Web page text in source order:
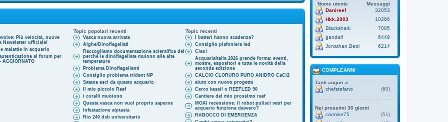
Topic popolari recenti Topic recenti
Più velocità, nuove
Newsletter ufficiale!
malattie in acquario
al forum per
Vasca nuova arrivata
Alghe/Dinoflagellati
Raccogliamo documentazione scientifica del
perchè le dinoflagellate muiono alle alte
temperature
Problema Dinoflagellanti
Consiglio problema trident NP
Satana esci da questo acquario
Il mio piccolo Reef
i coralli muoiono
Questa vasca non vuol proprio saperne
Infestazione aiptasia
Rio 240 dsb universitario
I batteri hanno scadenza?
Consiglio plafoniera led
Ciao!
AcquariaItalia 2026 prende forma: eventi,
mostre, espositori e tutte le novità della
seconda edizione
CALCIO CLORURO PURO ANIDRO CaCl2
aiuto con nuovo progetto
Cerco kessil o REEFLED 90
Cantiere del mio prossimo reef
MOAI recensione: il robot pulisci vetri per
acquario funziona davvero?
RABOCCO DI EMERGENZA
Nome utente
Messaggi
Danireef
32053
Hkk.2003
10266
Blackshark
7085
gandalf
6449
Jonathan Betti
6214
COMPLEANNI
Tanti auguri a:
chefstefano
(60)
Nei prossimi 30 giorni
carmine75
(51)